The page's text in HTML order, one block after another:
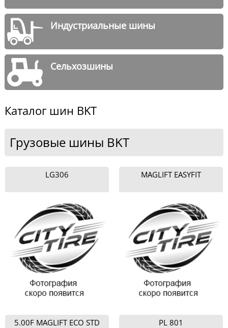
Индустриальные шины
Сельхозшины
Каталог шин BKT
Грузовые шины BKT
LG306 MAGLIFT EASYFIT
5.00F MAGLIFT ECO STD PL 801